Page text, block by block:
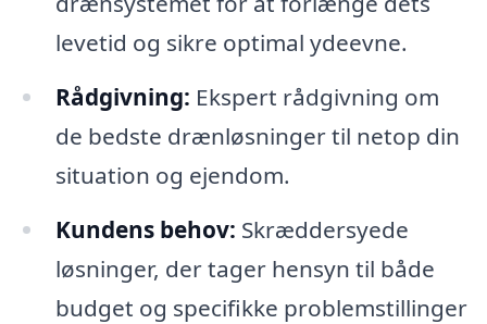
levetid og sikre optimal ydeevne.
Rådgivning: Ekspert rådgivning om
de bedste drænløsninger til netop din
situation og ejendom.
Kundens behov: Skræddersyede
løsninger, der tager hensyn til både
budget og specifikke problemstillinger